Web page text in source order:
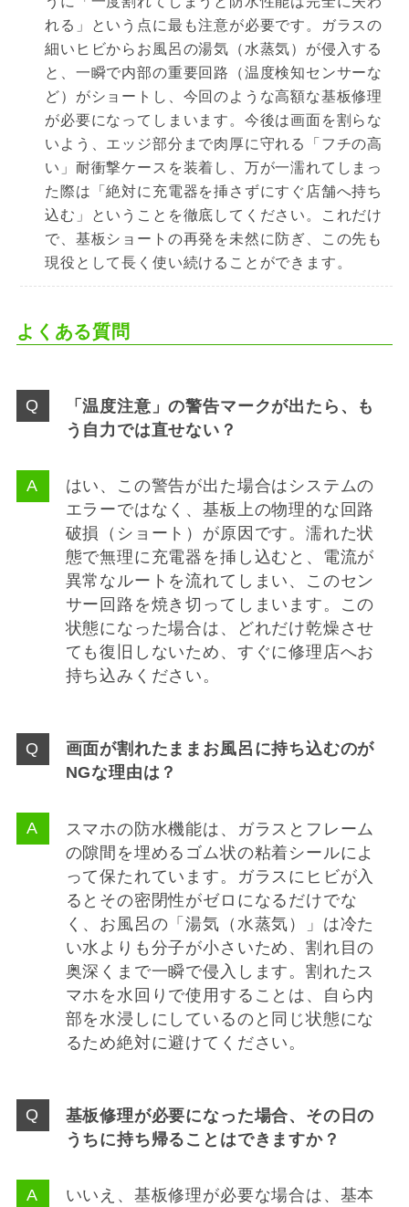
れる」という点に最も注意が必要です。ガラスの
細いヒビからお風呂の湯気（水蒸気）が侵入する
と、一瞬で内部の重要回路（温度検知センサーな
ど）がショートし、今回のような高額な基板修理
が必要になってしまいます。今後は画面を割らな
いよう、エッジ部分まで肉厚に守れる「フチの高
い」耐衝撃ケースを装着し、万が一濡れてしまっ
た際は「絶対に充電器を挿さずにすぐ店舗へ持ち
込む」ということを徹底してください。これだけ
で、基板ショートの再発を未然に防ぎ、この先も
現役として長く使い続けることができます。
よくある質問
「温度注意」の警告マークが出たら、も
う自力では直せない？
はい、この警告が出た場合はシステムの
エラーではなく、基板上の物理的な回路
破損（ショート）が原因です。濡れた状
態で無理に充電器を挿し込むと、電流が
異常なルートを流れてしまい、このセン
サー回路を焼き切ってしまいます。この
状態になった場合は、どれだけ乾燥させ
ても復旧しないため、すぐに修理店へお
持ち込みください。
画面が割れたままお風呂に持ち込むのが
NGな理由は？
スマホの防水機能は、ガラスとフレーム
の隙間を埋めるゴム状の粘着シールによ
って保たれています。ガラスにヒビが入
るとその密閉性がゼロになるだけでな
く、お風呂の「湯気（水蒸気）」は冷た
い水よりも分子が小さいため、割れ目の
奥深くまで一瞬で侵入します。割れたス
マホを水回りで使用することは、自ら内
部を水浸しにしているのと同じ状態にな
るため絶対に避けてください。
基板修理が必要になった場合、その日の
うちに持ち帰ることはできますか？
いいえ、基板修理が必要な場合は、基本